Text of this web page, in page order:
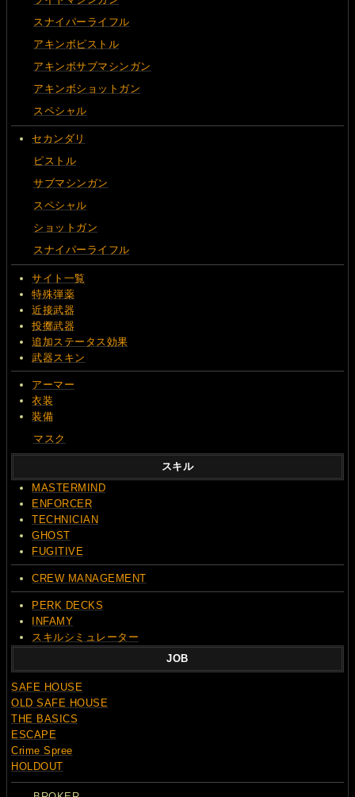
スナイパーライフル
アキンボピストル
アキンボサブマシンガン
アキンボショットガン
スペシャル
セカンダリ
ピストル
サブマシンガン
スペシャル
ショットガン
スナイパーライフル
サイト一覧
特殊弾薬
近接武器
投擲武器
追加ステータス効果
武器スキン
アーマー
衣装
装備
マスク
スキル
MASTERMIND
ENFORCER
TECHNICIAN
GHOST
FUGITIVE
CREW MANAGEMENT
PERK DECKS
INFAMY
スキルシミュレーター
JOB
SAFE HOUSE
OLD SAFE HOUSE
THE BASICS
ESCAPE
Crime Spree
HOLDOUT